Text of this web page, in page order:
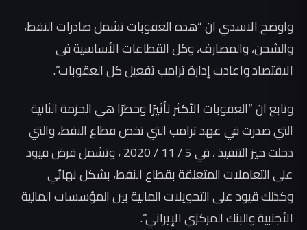
واوضح الاسدي ان “هذه العقوبات تشمل صادرات النفط،
والشحن، والمصارف، وكل القطاعات الأساسية في
الاقتصاد واعادت إدارة ترامب تفعيل كل العقوبات”.
وتابع ان “العقوبات الأكثر تأثيرًا وخطرًا هي الحزمة الثانية
التي صدرت في عهد ترامب التي تخص قطاع النفط، والتي
دخلت حيز التنفيذ ، في 5 / 11 / 2020 ، وتشمل فرض قيود
على التعاملات المتعلقة بقطاع النفط، بشكل نهائي
وكذلك قيود على التحويلات المالية بين المؤسسات المالية
الأجنبية والبنك المركزي الإيراني”.